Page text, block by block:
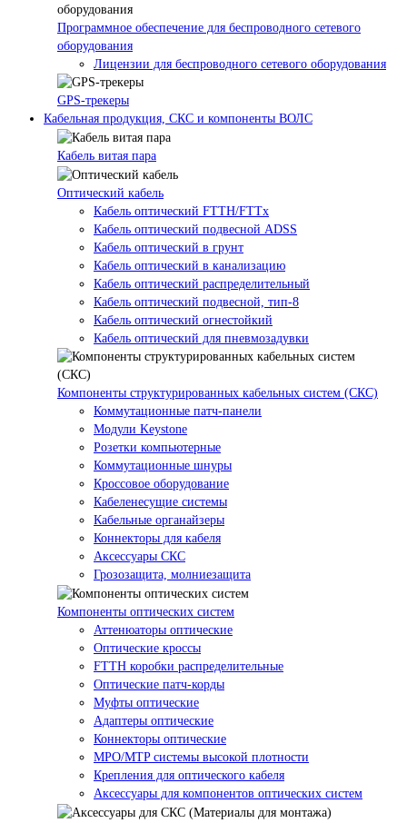
Программное обеспечение для беспроводного сетевого
оборудования
Лицензии для беспроводного сетевого оборудования
GPS-трекеры
Кабельная продукция, СКС и компоненты ВОЛС
Кабель витая пара
Оптический кабель
Кабель оптический FTTH/FTTx
Кабель оптический подвесной ADSS
Кабель оптический в грунт
Кабель оптический в канализацию
Кабель оптический распределительный
Кабель оптический подвесной, тип-8
Кабель оптический огнестойкий
Кабель оптический для пневмозадувки
Компоненты структурированных кабельных систем (СКС)
Коммутационные патч-панели
Модули Keystone
Розетки компьютерные
Коммутационные шнуры
Кроссовое оборудование
Кабеленесущие системы
Кабельные органайзеры
Коннекторы для кабеля
Аксессуары СКС
Грозозащита, молниезащита
Компоненты оптических систем
Аттенюаторы оптические
Оптические кроссы
FTTH коробки распределительные
Оптические патч-корды
Муфты оптические
Адаптеры оптические
Коннекторы оптические
MPO/MTP системы высокой плотности
Крепления для оптического кабеля
Аксессуары для компонентов оптических систем